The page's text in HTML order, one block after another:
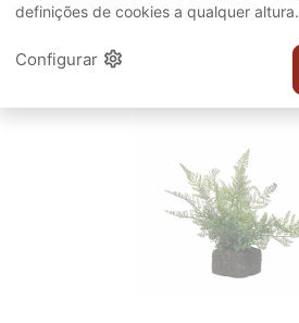
EM DESTAQUE
definições de cookies a qualquer altura.
Configurar settings